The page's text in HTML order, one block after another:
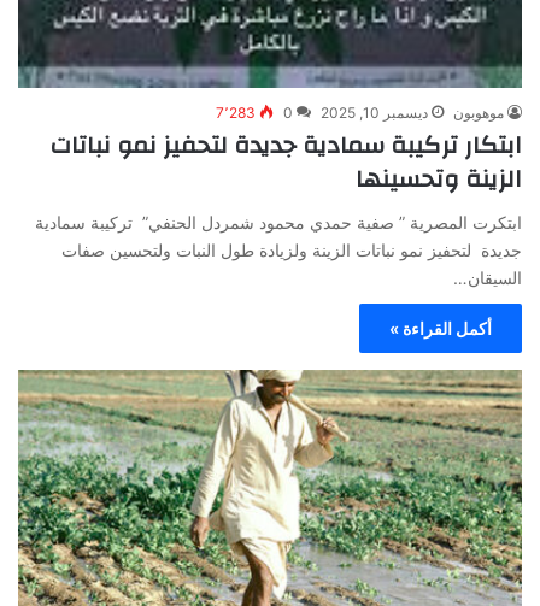
موهوبون ديسمبر 10, 2025 0 7٬283
ابتكار تركيبة سمادية جديدة لتحفيز نمو نباتات
الزينة وتحسينها
ابتكرت المصرية ” صفية حمدي محمود شمردل الحنفي” تركيبة سمادية
جديدة لتحفيز نمو نباتات الزينة ولزيادة طول النبات ولتحسين صفات
السيقان…
أكمل القراءة »